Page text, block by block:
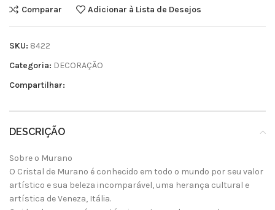
Comparar Adicionar à Lista de Desejos
SKU: 8422
Categoria: DECORAÇÃO
Compartilhar:
DESCRIÇÃO
Sobre o Murano
O Cristal de Murano é conhecido em todo o mundo por seu valor
artístico e sua beleza incomparável, uma herança cultural e
artística de Veneza, Itália.